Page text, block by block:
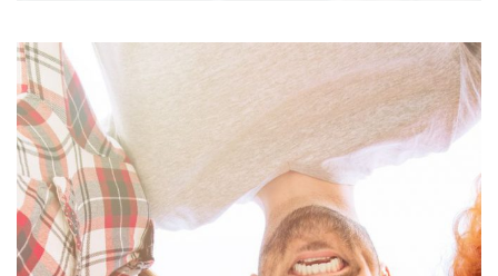
RESTAURANTS
Felis imperdiet proin